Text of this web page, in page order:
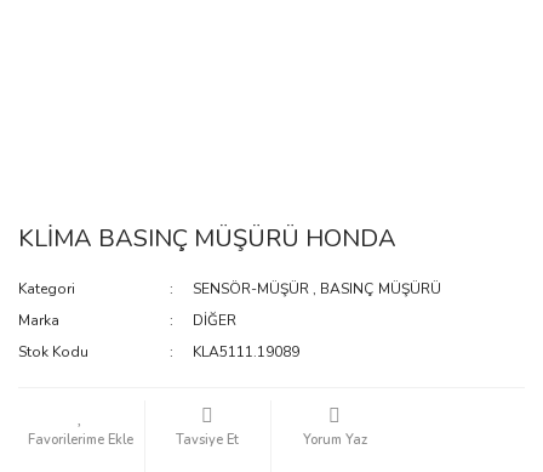
KLİMA BASINÇ MÜŞÜRÜ HONDA
Kategori SENSÖR-MÜŞÜR , BASINÇ MÜŞÜRÜ
Marka
DİĞER
Stok Kodu
KLA5111.19089
Tavsiye Et Yorum Yaz